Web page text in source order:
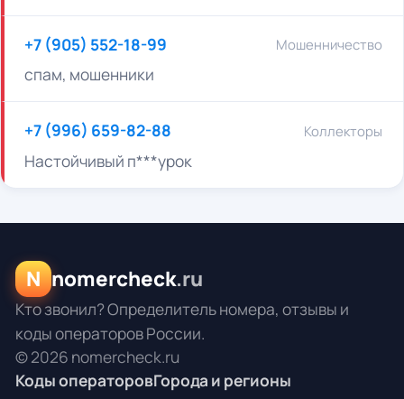
+7 (905) 552-18-99 Мошенничество
спам, мошенники
+7 (996) 659-82-88 Коллекторы
Настойчивый п***урок
N nomercheck.ru
Кто звонил? Определитель номера, отзывы и
коды операторов России.
© 2026 nomercheck.ru
Коды операторовГорода и регионы